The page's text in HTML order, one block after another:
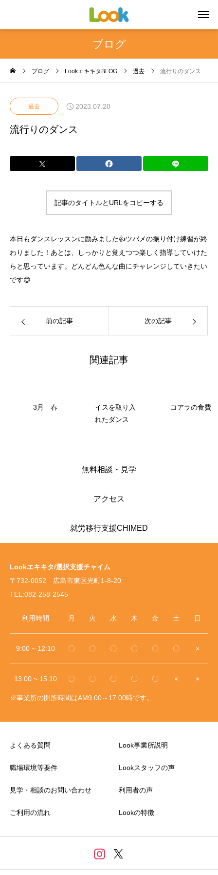
ブログ
ブログ LookエキキタBLOG 過去 流行りのダンス
過去 2023.07.20
流行りのダンス
記事のタイトルとURLをコピーする
本日もダンスレッスンに励みました👍ツバメの振り付け練習が終
わりました！あとは、しっかりと覚えつつ楽しく指導していけた
らと思っています。どんどん色んな曲にチャレンジしていきたい
です😊
前の記事 次の記事
関連記事
3月 春
イスを取り入
れたダンス
コアラの食費
無料相談・見学
アクセス
就労移行支援CHIMED
Lookエキキタ/選択支援チャイム
〒732-0052 広島市東区光町1-8-20
TEL:082-258-2545
利用時間 月 火 水 木 金 土 日
9:00 ~ 12:10 〇 〇 〇 〇 〇 〇 ×
13:00 ~ 15:10 〇 〇 〇 〇 〇 × ×
※事業所の開所時間はAM9:00～17:00時です。
よくある質問
職場環境等要件
見学・相談のお問い合わせ
ご利用の流れ
Look事業所説明
Lookスタッフの声
利用者の声
Lookの特徴